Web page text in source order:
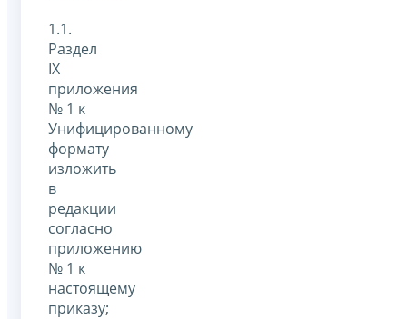
1.1.
Раздел
IX
приложения
№ 1 к
Унифицированному
формату
изложить
в
редакции
согласно
приложению
№ 1 к
настоящему
приказу;